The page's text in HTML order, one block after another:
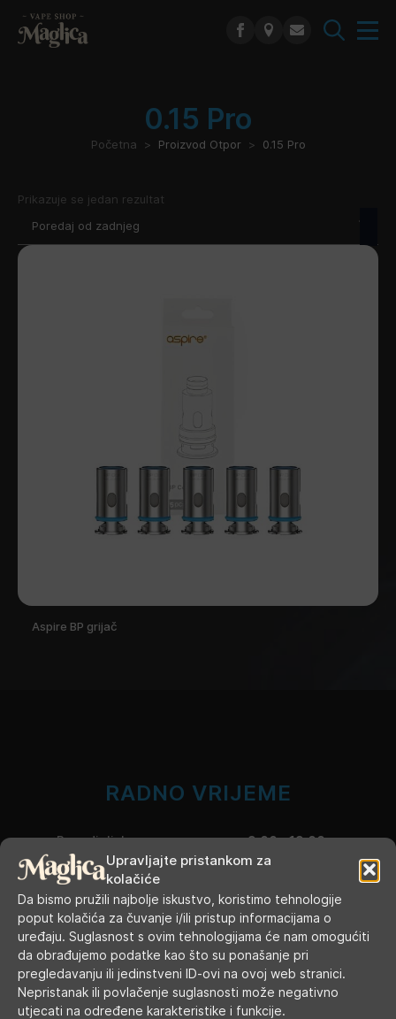
Upravljajte pristankom za
kolačiće
Da bismo pružili najbolje iskustvo, koristimo tehnologije
poput kolačića za čuvanje i/ili pristup informacijama o
uređaju. Suglasnost s ovim tehnologijama će nam omogućiti
da obrađujemo podatke kao što su ponašanje pri
pregledavanju ili jedinstveni ID-ovi na ovoj web stranici.
Nepristanak ili povlačenje suglasnosti može negativno
utjecati na određene karakteristike i funkcije.
0.15 Pro
Početna Proizvod Otpor 0.15 Pro
Prikazuje se jedan rezultat
Aspire BP grijač
RADNO VRIJEME
Ponedjeljak 9.00 - 19.00
Utorak
Srijeda 9.00 - 16.00
Četvrtak 9.00 - 16.00
Petak 9.00 - 19.00